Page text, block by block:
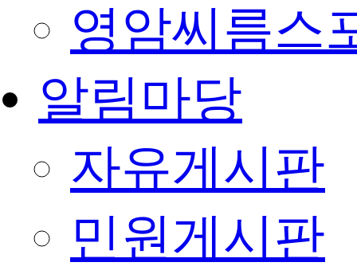
영암씨름스
알림마당
자유게시판
민원게시판